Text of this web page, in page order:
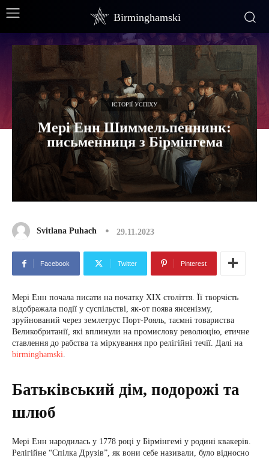
Birminghamski
ІСТОРІЇ УСПІХУ
Мері Енн Шиммельпеннинк:
письменниця з Бірмінгема
Svitlana Puhach 29.11.2023
Facebook Twitter Pinterest
Мері Енн почала писати на початку ХІХ століття. Її творчість
відображала події у суспільстві, як-от поява янсенізму,
зруйнований через землетрус Порт-Рояль, таємні товариства
Великобританії, які вплинули на промислову революцію, етичне
ставлення до рабства та міркування про релігійні течії. Далі на
birminghamski.
Батьківський дім, подорожі та
шлюб
Мері Енн народилась у 1778 році у Бірмінгемі у родині квакерів.
Релігійне “Спілка Друзів”, як вони себе називали, було відносно